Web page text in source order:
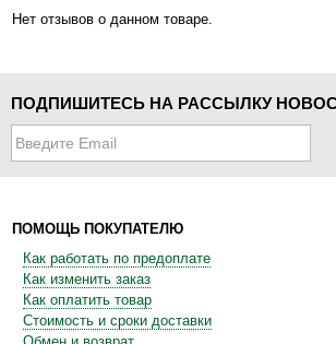
Нет отзывов о данном товаре.
ПОДПИШИТЕСЬ НА РАССЫЛКУ
ПОМОЩЬ ПОКУПАТЕЛЮ
Как работать по предоплате
Как изменить заказ
Как оплатить товар
Стоимость и сроки доставки